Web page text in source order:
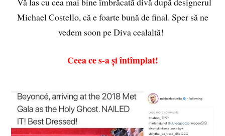
Michael Costello, că e foarte bună de final. Sper să ne
vedem soon pe Diva cealaltă!
Ceea ce s-a și întîmplat!